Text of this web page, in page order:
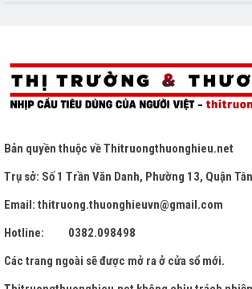
Bản quyền thuộc vềThitruongthuonghieu.net
Trụ sở: Số 1 Trần Văn Danh, Phường 13, Quận
Email: thitruong.thuonghieuvn@gmail.com
Hotline: 0382.098498
Các trang ngoài sẽ được mở ra ở cửa sổ mới.